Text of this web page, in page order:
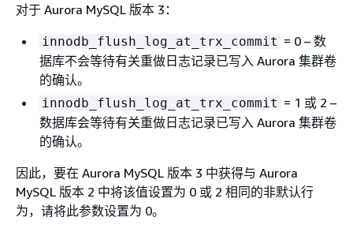
对于 Aurora MySQL 版本 3：
innodb_flush_log_at_trx_commit = 0 – 数
据库不会等待有关重做日志记录已写入 Aurora 集群卷
的确认。
innodb_flush_log_at_trx_commit = 1 或 2 –
数据库会等待有关重做日志记录已写入 Aurora 集群卷
的确认。
因此，要在 Aurora MySQL 版本 3 中获得与 Aurora
MySQL 版本 2 中将该值设置为 0 或 2 相同的非默认行
为，请将此参数设置为 0。